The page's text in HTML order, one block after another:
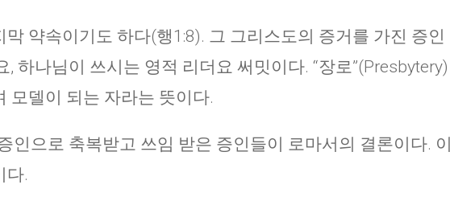
약속이기도 하다(행1:8). 그 그리스도의 증거를 가진 증인
, 하나님이 쓰시는 영적 리더요 써밋이다. “장로”(Presbytery)
모델이 되는 자라는 뜻이다.
인으로 축복받고 쓰임 받은 증인들이 로마서의 결론이다. 이
다.